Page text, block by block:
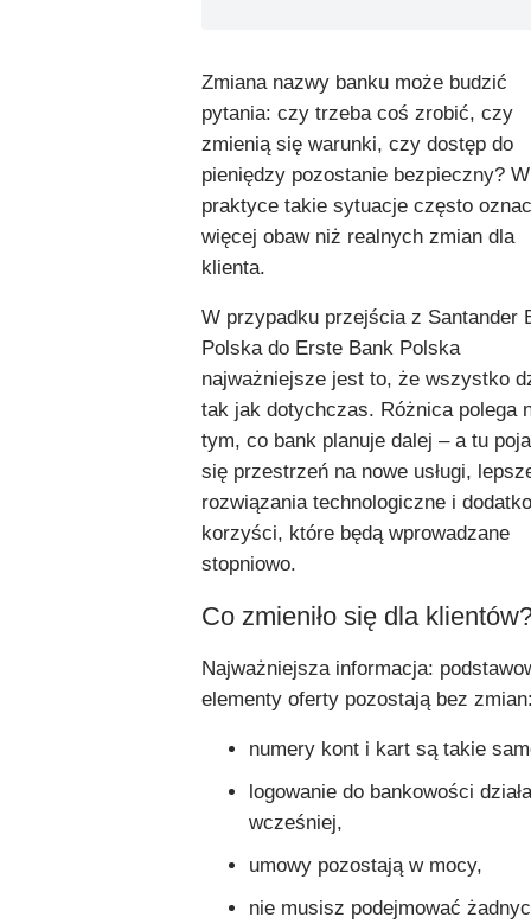
Zmiana nazwy banku może budzić
pytania: czy trzeba coś zrobić, czy
zmienią się warunki, czy dostęp do
pieniędzy pozostanie bezpieczny? W
praktyce takie sytuacje często
więcej obaw niż realnych zmian dla
klienta.
W przypadku przejścia z Santander
Polska do Erste Bank Polska
najważniejsze jest to, że wszystko
tak jak dotychczas. Różnica polega
tym, co bank planuje dalej – a tu
się przestrzeń na nowe usługi,
rozwiązania technologiczne i
korzyści, które będą wprowadzane
stopniowo.
Co zmieniło się dla
Najważniejsza informacja:
elementy oferty pozostają bez
numery kont i kart są takie
logowanie do bankowości
wcześniej,
umowy pozostają w mocy,
nie musisz podejmować